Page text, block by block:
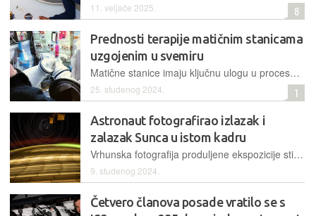
11. veljače 2025. 8
Prednosti terapije matičnim stanicama
uzgojenim u svemiru
Matične stanice imaju ključnu ulogu u procesu oporavka tijela pa bi rezultati testiranja u Međunarodnoj svemirskoj postaji mogli pomoći u prevenciji i liječenju mnogih bolesti
25. studenog 2024. 1
Astronaut fotografirao izlazak i
zalazak Sunca u istom kadru
Vrhunska fotografija produljene ekspozicije stiže iz orbite, gdje je NASA-in astronaut Don Pettit iskoristio novu dostupnu mu fotografsku opremu te snimio vrlo atraktivan kadar, vidljiv samo odande
9. studenog 2024.
Četvero članova posade vratilo se s